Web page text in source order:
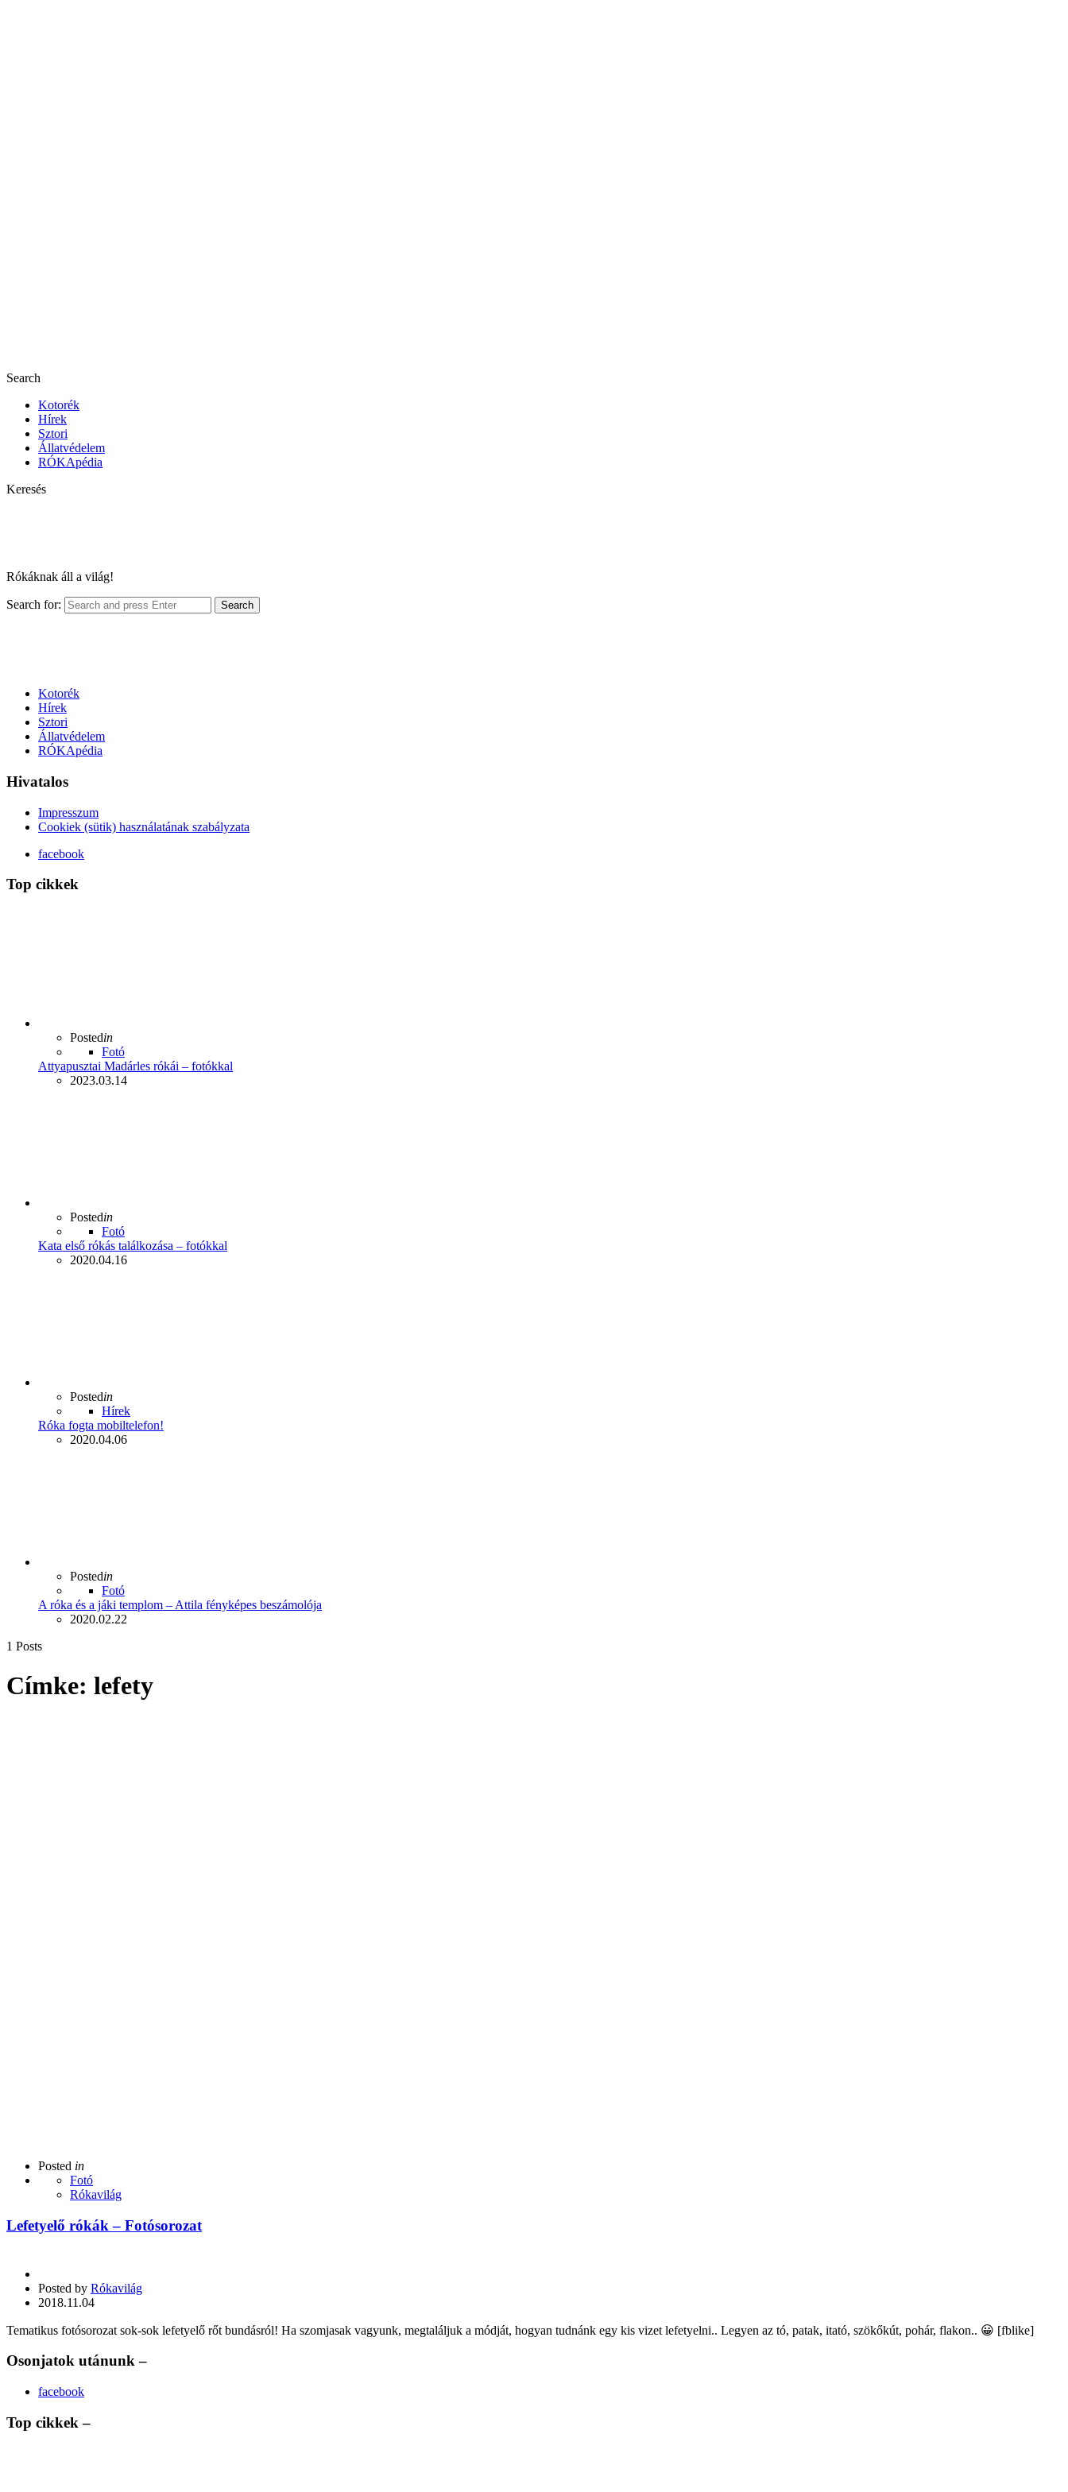
Search
Kotorék
Hírek
Sztori
Állatvédelem
RÓKApédia
Keresés
Rókáknak áll a világ!
Search for: Search
Kotorék
Hírek
Sztori
Állatvédelem
RÓKApédia
Hivatalos
Impresszum
Cookiek (sütik) használatának szabályzata
facebook
Top cikkek
Postedin
Fotó
Attyapusztai Madárles rókái – fotókkal
2023.03.14
Postedin
Fotó
Kata első rókás találkozása – fotókkal
2020.04.16
Postedin
Hírek
Róka fogta mobiltelefon!
2020.04.06
Postedin
Fotó
A róka és a jáki templom – Attila fényképes beszámolója
2020.02.22
1 Posts
Címke: lefety
Posted in
Fotó
Rókavilág
Lefetyelő rókák – Fotósorozat
Posted by Rókavilág
2018.11.04
Tematikus fotósorozat sok-sok lefetyelő rőt bundásról! Ha szomjasak vagyunk, megtaláljuk a módját, hogyan tudnánk egy kis vizet lefetyelni.. Legyen az tó, patak, itató, szökőkút, pohár, flakon.. 😀 [fblike]
Osonjatok utánunk –
facebook
Top cikkek –